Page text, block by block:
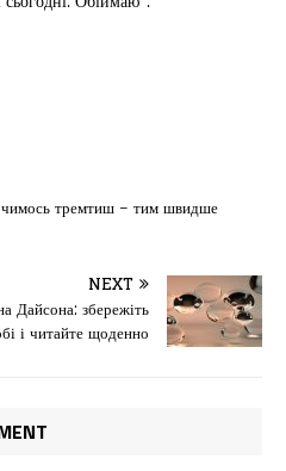
тремтиш – тим швидше
NEXT
Дайсона: збережіть
і читайте щоденно